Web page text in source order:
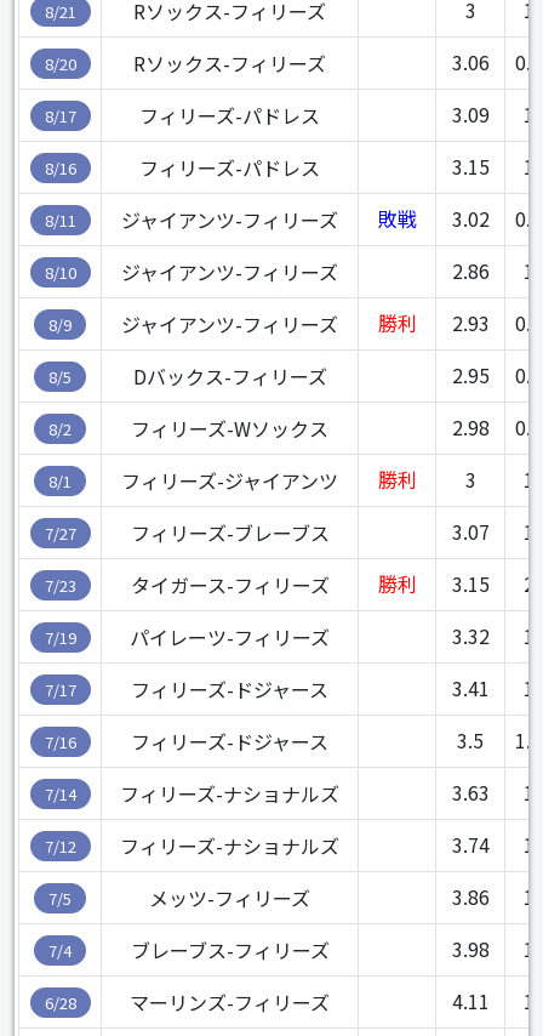
8/21 Rソックス-フィリーズ 3 1
8/20 Rソックス-フィリーズ 3.06 0.1
8/17 フィリーズ-パドレス 3.09 1
8/16 フィリーズ-パドレス 3.15 1
8/11 ジャイアンツ-フィリーズ 敗戦 3.02 0.2
8/10 ジャイアンツ-フィリーズ 2.86 1
8/9 ジャイアンツ-フィリーズ 勝利 2.93 0.1
8/5 Dバックス-フィリーズ 2.95 0.1
8/2 フィリーズ-Wソックス 2.98 0.1
8/1 フィリーズ-ジャイアンツ 勝利 3 1
7/27 フィリーズ-ブレーブス 3.07 1
7/23 タイガース-フィリーズ 勝利 3.15 2
7/19 パイレーツ-フィリーズ 3.32 1
7/17 フィリーズ-ドジャース 3.41 1
7/16 フィリーズ-ドジャース 3.5 1.1
7/14 フィリーズ-ナショナルズ 3.63 1
7/12 フィリーズ-ナショナルズ 3.74 1
7/5 メッツ-フィリーズ 3.86 1
7/4 ブレーブス-フィリーズ 3.98 1
6/28 マーリンズ-フィリーズ 4.11 1